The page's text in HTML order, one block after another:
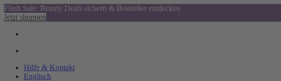
Flash Sale: Beauty Deals sichern & Bestseller entdecken
Jetzt shoppen
Hilfe & Kontakt
Englisch